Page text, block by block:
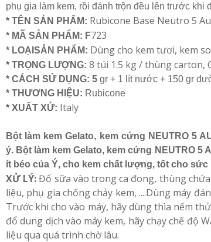
phụ gia làm kem, rồi đánh trộn đều lên trước khi
* TÊN SẢN PHẨM: Rubicone Base Neutro 5 Au
* MÃ SẢN PHẨM: F723
* LOẠISẢN PHẨM: Dùng cho kem tươi, kem
* TRỌNG LƯỢNG: 8 túi 1.5 kg / thùng carton,
* CÁCH SỬ DỤNG: 5 gr + 1 lít nước + 150 gr
* THƯƠNG HIỆU: Rubicone
* XUẤT XỨ: Italy
Bột làm kem Gelato, kem cứng NEUTRO 5
ý. Bột làm kem Gelato, kem cứng NEUTRO
ít béo của Ý, cho kem chất lượng, tốt cho
XỬ LÝ:Đổ sữa vào trong ca đong, thùng
liệu, phụ gia chống chảy kem, ....Dùng máy
Trước khi cho vào máy, hãy dùng thìa nếm
đổ dung dịch vào máy kem, hãy chạy chế độ
liệu qua quá trình chờ lâu.